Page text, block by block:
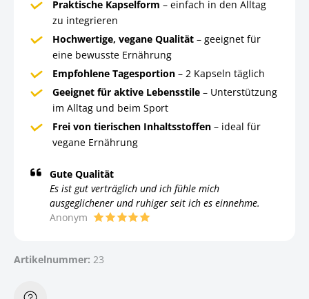
Praktische Kapselform – einfach in den Alltag
zu integrieren
Hochwertige, vegane Qualität – geeignet für
eine bewusste Ernährung
Empfohlene Tagesportion – 2 Kapseln täglich
Geeignet für aktive Lebensstile – Unterstützung
im Alltag und beim Sport
Frei von tierischen Inhaltsstoffen – ideal für
vegane Ernährung
Gute Qualität
Es ist gut verträglich und ich fühle mich
ausgeglichener und ruhiger seit ich es einnehme.
Anonym
Artikelnummer: 23